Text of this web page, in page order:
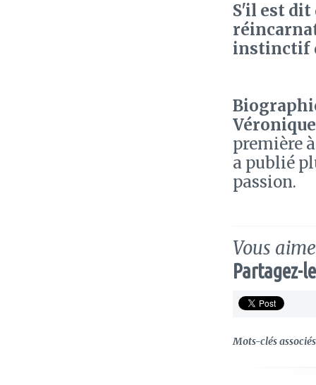
S'il est dit
instinctif
première
a publié
passion.
Vous
Partagez-
Mots-clés